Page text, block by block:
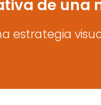
de una
estrategia